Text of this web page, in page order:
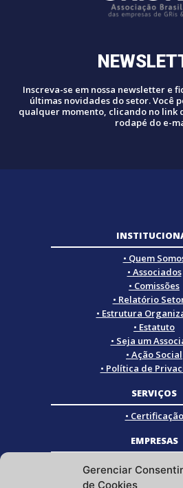
Gerenciar
de Cookies
Inscreva-se em nossa newsletter e
últimas novidades do setor. Você
qualquer momento, clicando no link
rodapé do e-
• Quem
• Associados
• Comissões
• Relatório
• Estrutura
• Estatuto
• Seja um
• Ação Social
• Política de
SERVIÇOS
• Certificação
EMPRESAS
• Empresas
• Empresas